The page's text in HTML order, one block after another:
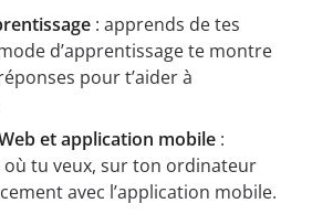
: apprends de tes
d’apprentissage te montre
pour t’aider à
et application mobile :
où tu veux, sur ton ordinateur
avec l’application mobile.